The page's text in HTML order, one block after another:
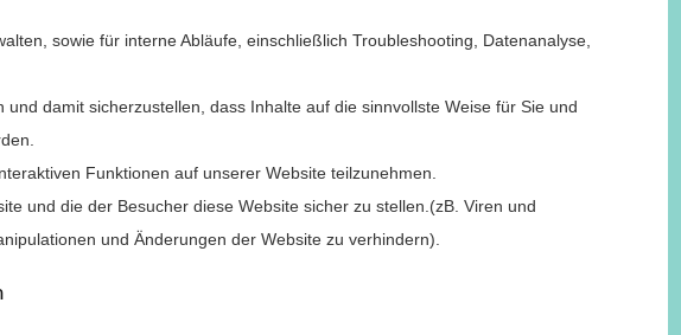
sowie für interne Abläufe, einschließlich Troubleshooting, Datenanalyse,
und damit sicherzustellen, dass Inhalte auf die sinnvollste Weise für Sie und
Funktionen auf unserer Website teilzunehmen.
und die der Besucher diese Website sicher zu stellen.(zB. Viren und
und Änderungen der Website zu verhindern).